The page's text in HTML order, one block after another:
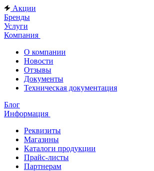
Акции
Бренды
Услуги
Компания
О компании
Новости
Отзывы
Документы
Техническая документация
Блог
Информация
Реквизиты
Магазины
Каталоги продукции
Прайс-листы
Партнерам